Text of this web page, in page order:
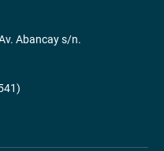
Abancay s/n.